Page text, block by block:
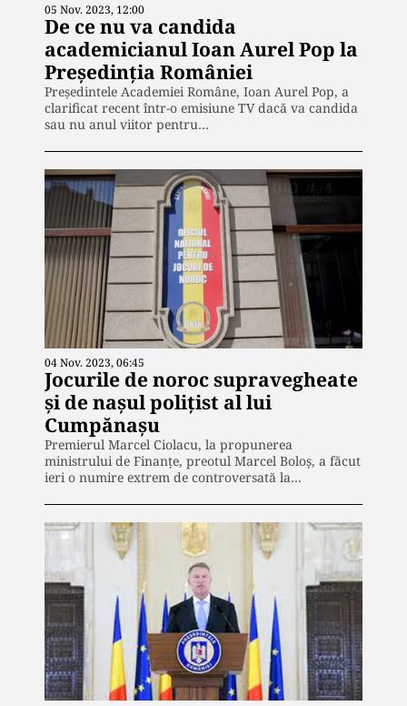
05 Nov. 2023, 12:00
De ce nu va candida
academicianul Ioan Aurel Pop la
Președinția României
Președintele Academiei Române, Ioan Aurel Pop, a
clarificat recent într-o emisiune TV dacă va candida
sau nu anul viitor pentru…
04 Nov. 2023, 06:45
Jocurile de noroc supravegheate
și de nașul polițist al lui
Cumpănașu
Premierul Marcel Ciolacu, la propunerea
ministrului de Finanțe, preotul Marcel Boloș, a făcut
ieri o numire extrem de controversată la…